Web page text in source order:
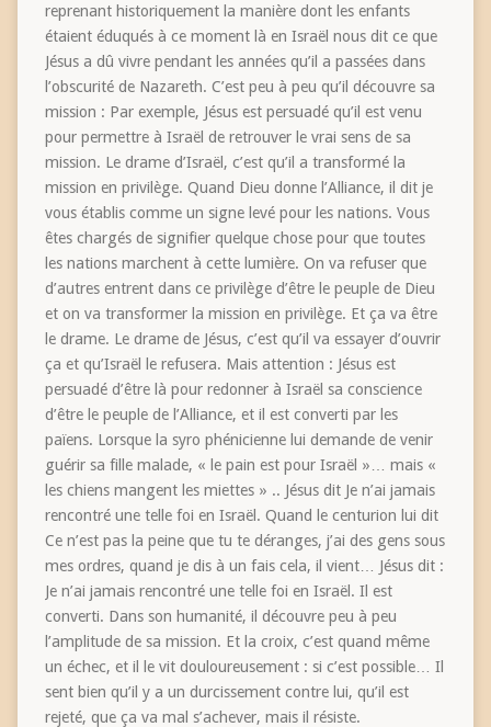
reprenant historiquement la manière dont les enfants
étaient éduqués à ce moment là en Israël nous dit ce que
Jésus a dû vivre pendant les années qu’il a passées dans
l’obscurité de Nazareth. C’est peu à peu qu’il découvre sa
mission : Par exemple, Jésus est persuadé qu’il est venu
pour permettre à Israël de retrouver le vrai sens de sa
mission. Le drame d’Israël, c’est qu’il a transformé la
mission en privilège. Quand Dieu donne l’Alliance, il dit je
vous établis comme un signe levé pour les nations. Vous
êtes chargés de signifier quelque chose pour que toutes
les nations marchent à cette lumière. On va refuser que
d’autres entrent dans ce privilège d’être le peuple de Dieu
et on va transformer la mission en privilège. Et ça va être
le drame. Le drame de Jésus, c’est qu’il va essayer d’ouvrir
ça et qu’Israël le refusera. Mais attention : Jésus est
persuadé d’être là pour redonner à Israël sa conscience
d’être le peuple de l’Alliance, et il est converti par les
païens. Lorsque la syro phénicienne lui demande de venir
guérir sa fille malade, « le pain est pour Israël »… mais «
les chiens mangent les miettes » .. Jésus dit Je n’ai jamais
rencontré une telle foi en Israël. Quand le centurion lui dit
Ce n’est pas la peine que tu te déranges, j’ai des gens sous
mes ordres, quand je dis à un fais cela, il vient… Jésus dit :
Je n’ai jamais rencontré une telle foi en Israël. Il est
converti. Dans son humanité, il découvre peu à peu
l’amplitude de sa mission. Et la croix, c’est quand même
un échec, et il le vit douloureusement : si c’est possible… Il
sent bien qu’il y a un durcissement contre lui, qu’il est
rejeté, que ça va mal s’achever, mais il résiste.